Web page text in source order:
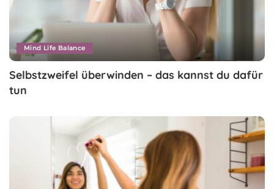
Mind Life Balance
Selbstzweifel überwinden – das kannst du dafür
tun